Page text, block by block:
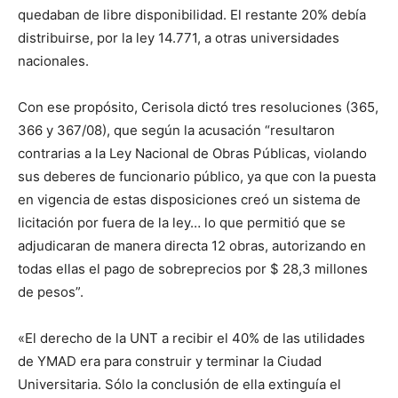
quedaban de libre disponibilidad. El restante 20% debía
distribuirse, por la ley 14.771, a otras universidades
nacionales.
Con ese propósito, Cerisola dictó tres resoluciones (365,
366 y 367/08), que según la acusación “resultaron
contrarias a la Ley Nacional de Obras Públicas, violando
sus deberes de funcionario público, ya que con la puesta
en vigencia de estas disposiciones creó un sistema de
licitación por fuera de la ley… lo que permitió que se
adjudicaran de manera directa 12 obras, autorizando en
todas ellas el pago de sobreprecios por $ 28,3 millones
de pesos”.
«El derecho de la UNT a recibir el 40% de las utilidades
de YMAD era para construir y terminar la Ciudad
Universitaria. Sólo la conclusión de ella extinguía el